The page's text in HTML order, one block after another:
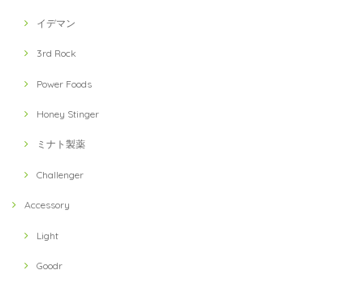
イデマン
3rd Rock
Power Foods
Honey Stinger
ミナト製薬
Challenger
Accessory
Light
Goodr